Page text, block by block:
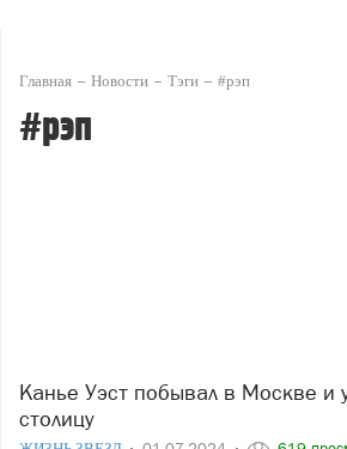
Главная Новости Тэги #рэп
#рэп
Канье Уэст побывал в Москве и уже покинул
столицу